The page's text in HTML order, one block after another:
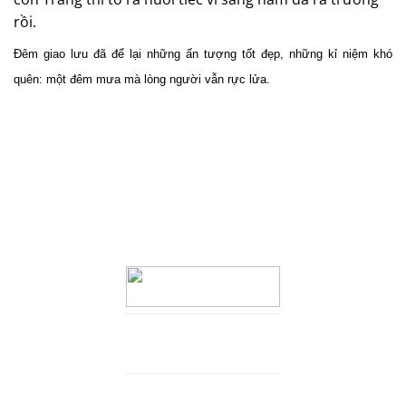
rồi.
Đêm giao lưu đã để lại những ấn tượng tốt đẹp, những kỉ niệm khó
quên: một đêm mưa mà lòng người vẫn rực lửa.